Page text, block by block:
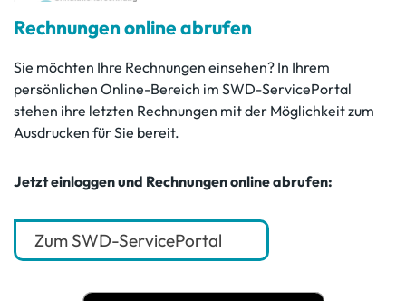
Rechnungen online abrufen
Sie möchten Ihre Rechnungen einsehen? In Ihrem
persönlichen Online-Bereich im SWD-ServicePortal
stehen ihre letzten Rechnungen mit der Möglichkeit zum
Ausdrucken für Sie bereit.
Jetzt einloggen und Rechnungen online abrufen:
Zum SWD-ServicePortal